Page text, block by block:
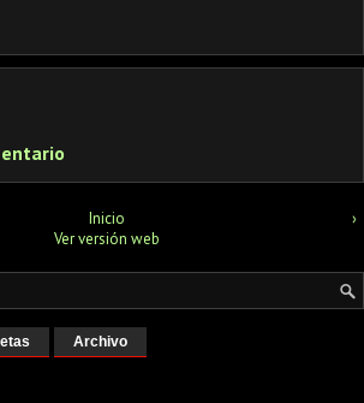
›
Inicio
Ver versión web
Archivo